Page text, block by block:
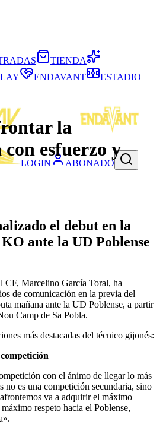
LOGIN ABONADO
TIENDA
ENDAVANT ESTADIO
la
esfuerzo y
el debut en la
ante la UD Poblense
CF, Marcelino García Toral, ha
de comunicación en la previa del
mañana ante la UD Poblense, a partir
Camp de Sa Pobla.
más destacadas del técnico gijonés:
con el ánimo de llegar lo más
no es una competición secundaria, sino
va a adquirir el máximo
respeto hacia el Poblense,